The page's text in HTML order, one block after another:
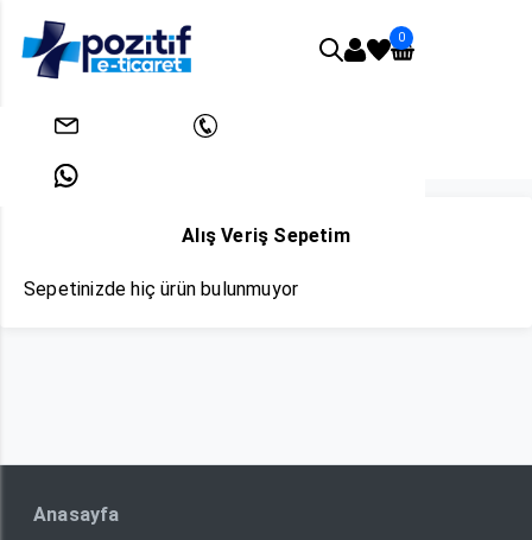
info@pozitifeticaret.com
0
Alış Veriş Sepetim
Sepetinizde hiç ürün bulunmuyor
Anasayfa